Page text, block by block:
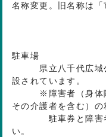
名称変更。旧名称は「
所要時
駐車場
県立八千代広域公
設されています。
※障害者（身体障
その介護者を含む）の
駐車券と障害者手
い。